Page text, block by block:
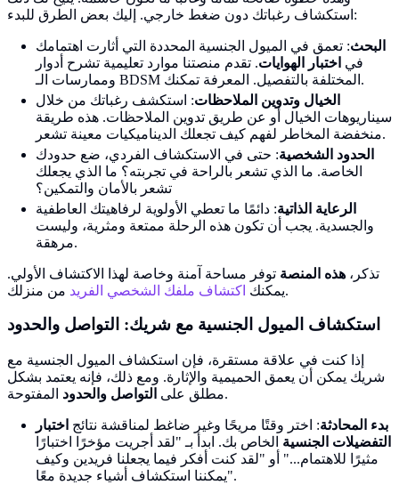
استكشاف رغباتك دون ضغط خارجي. إليك بعض الطرق للبدء:
البحث: تعمق في الميول الجنسية المحددة التي أثارت اهتمامك
في اختبار الهوايات. تقدم منصتنا موارد تعليمية تشرح أدوار
وممارسات الـ BDSM المختلفة بالتفصيل. المعرفة تمكنك.
الخيال وتدوين الملاحظات: استكشف رغباتك من خلال
سيناريوهات الخيال أو عن طريق تدوين الملاحظات. هذه طريقة
منخفضة المخاطر لفهم كيف تجعلك الديناميكيات معينة تشعر.
الحدود الشخصية: حتى في الاستكشاف الفردي، ضع حدودك
الخاصة. ما الذي تشعر بالراحة في تجربته؟ ما الذي يجعلك
تشعر بالأمان والتمكين؟
الرعاية الذاتية: دائمًا ما تعطي الأولوية لرفاهيتك العاطفية
والجسدية. يجب أن تكون هذه الرحلة ممتعة ومثرية، وليست
مرهقة.
تذكر، هذه المنصة توفر مساحة آمنة وخاصة لهذا الاكتشاف الأولي.
يمكنك اكتشاف ملفك الشخصي الفريد من منزلك.
استكشاف الميول الجنسية مع شريك: التواصل والحدود
إذا كنت في علاقة مستقرة، فإن استكشاف الميول الجنسية مع
شريك يمكن أن يعمق الحميمية والإثارة. ومع ذلك، فإنه يعتمد بشكل
مطلق على التواصل والحدود المفتوحة.
بدء المحادثة: اختر وقتًا مريحًا وغير ضاغط لمناقشة نتائج اختبار
التفضيلات الجنسية الخاص بك. ابدأ بـ "لقد أجريت مؤخرًا اختبارًا
مثيرًا للاهتمام..." أو "لقد كنت أفكر فيما يجعلنا فريدين وكيف
يمكننا استكشاف أشياء جديدة معًا".